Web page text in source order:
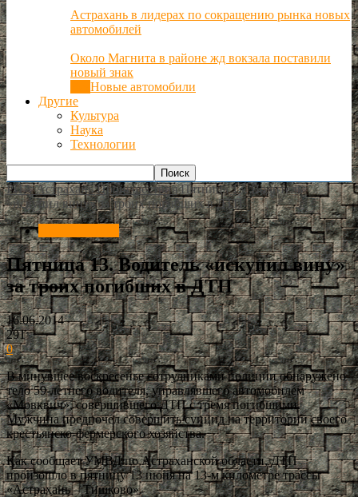
Астрахань в лидерах по сокращению рынка новых
автомобилей
Около Магнита в районе жд вокзала поставили
новый знак
Новые автомобили
Другие
Культура
Наука
Технологии
РИА Астрахань Происшествия Пятница 13. Водитель
«искупил вину» за троих погибших в ДТП
Пятница 13. Водитель «искупил вину»
за троих погибших в ДТП
16.06.2014
291
0
В минувшее воскресенье сотрудниками полиции обнаружено
тело 59-летнего водителя, управлявшего автомобилем
«Мовквич», совершившего ДТП с тремя погибшими.
Мужчина предпочел совершить суицид на территории своего
крестьянско-фермерского хозяйства.
Как сообщает УМВД по Астраханской области, ДТП
произошло в пятницу 13 июня на 13-м километре трассы
«Астрахань – Тишково».